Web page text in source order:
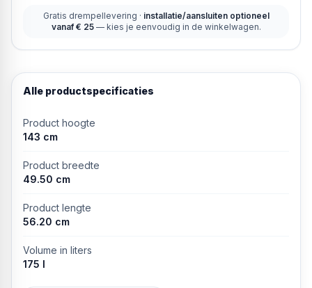
Gratis drempellevering · installatie/aansluiten optioneel
vanaf € 25 — kies je eenvoudig in de winkelwagen.
Alle productspecificaties
Product hoogte
143 cm
Product breedte
49.50 cm
Product lengte
56.20 cm
Volume in liters
175 l